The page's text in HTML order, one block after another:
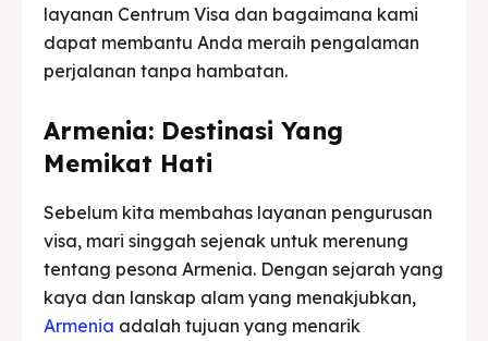
layanan Centrum Visa dan bagaimana kami
dapat membantu Anda meraih pengalaman
perjalanan tanpa hambatan.
Armenia: Destinasi Yang
Memikat Hati
Sebelum kita membahas layanan pengurusan
visa, mari singgah sejenak untuk merenung
tentang pesona Armenia. Dengan sejarah yang
kaya dan lanskap alam yang menakjubkan,
Armenia adalah tujuan yang menarik